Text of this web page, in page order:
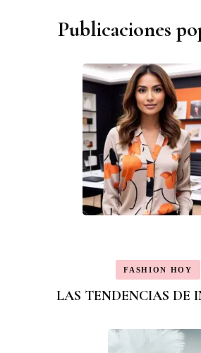
Publicaciones
FASHION HOY
LAS TENDENCIAS DE